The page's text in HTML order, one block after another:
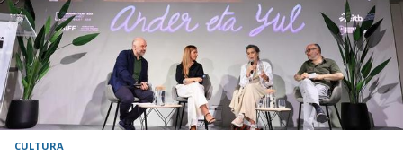
CULTURA